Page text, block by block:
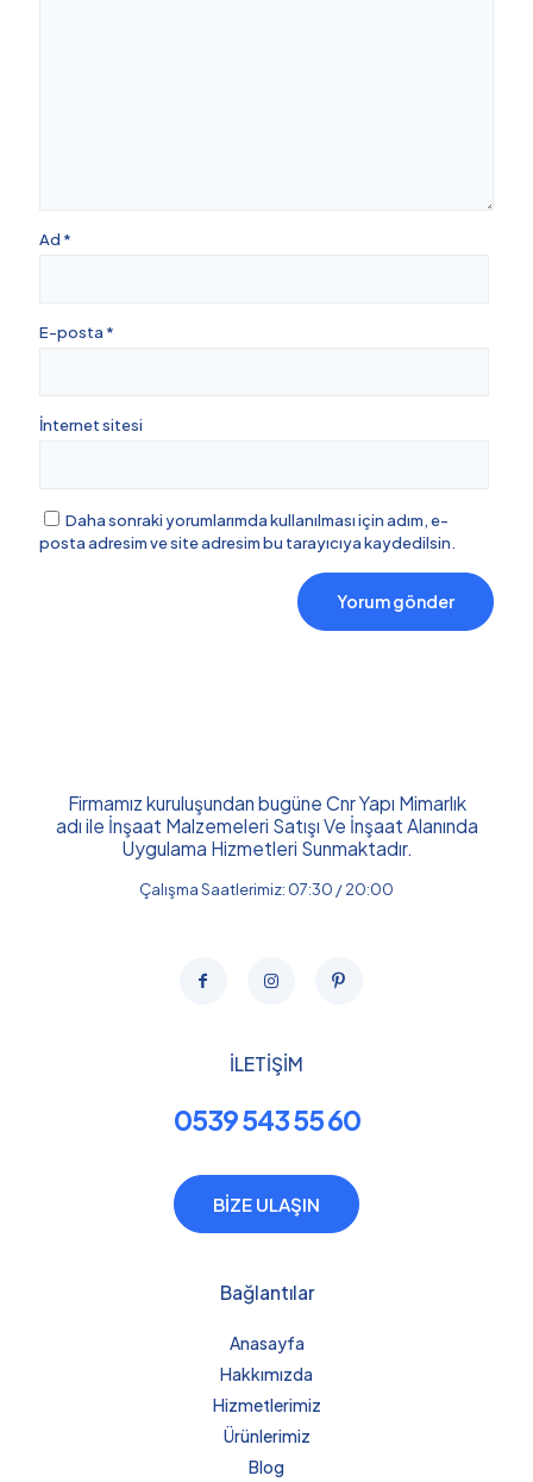
Ad *
E-posta *
İnternet sitesi
Daha sonraki yorumlarımda kullanılması için adım, e-
posta adresim ve site adresim bu tarayıcıya kaydedilsin.
Firmamız kuruluşundan bugüne Cnr Yapı Mimarlık
adı ile İnşaat Malzemeleri Satışı Ve İnşaat Alanında
Uygulama Hizmetleri Sunmaktadır.
Çalışma Saatlerimiz: 07:30 / 20:00
İLETİŞİM
0539 543 55 60
BİZE ULAŞIN
Bağlantılar
Anasayfa
Hakkımızda
Hizmetlerimiz
Ürünlerimiz
Blog